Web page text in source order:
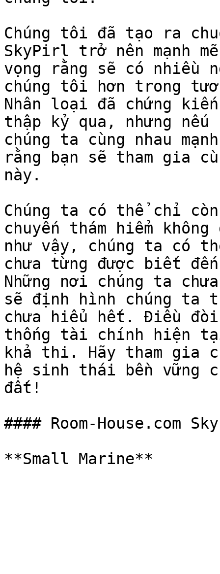
Chúng tôi đã tạo ra
SkyPirl trở nên mạnh
vọng rằng sẽ có nhiều
chúng tôi hơn trong
Nhân loại đã chứng
thập kỷ qua, nhưng
chúng ta cùng nhau
rằng bạn sẽ tham gia
này.
Chúng ta có thể chỉ
chuyến thám hiểm
như vậy, chúng ta có
chưa từng được biết
Những nơi chúng ta
sẽ định hình chúng ta
chưa hiểu hết. Điều
thống tài chính hiện
khả thi. Hãy tham gia
hệ sinh thái bền vững
đất!
#### Room-House.com